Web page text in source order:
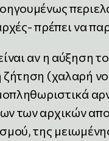
πρέπει να
αν η αύξηση
(χαλαρή
των αρχικών
της